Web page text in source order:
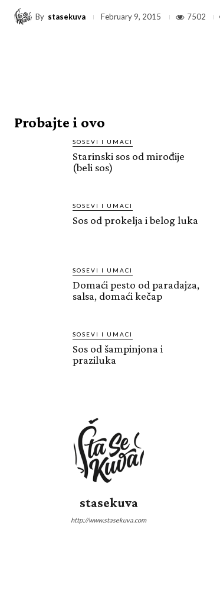
By stasekuva February 9, 2015 7502
Probajte i ovo
SOSEVI I UMACI
Starinski sos od mirođije
(beli sos)
SOSEVI I UMACI
Sos od prokelja i belog luka
SOSEVI I UMACI
Domaći pesto od paradajza,
salsa, domaći kečap
SOSEVI I UMACI
Sos od šampinjona i
praziluka
stasekuva
http://www.stasekuva.com